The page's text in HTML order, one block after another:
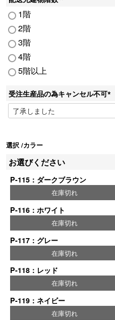
1階
2階
3階
4階
5階以上
受注生産品の為キャンセル不可
(
必
選択 カラー
お選びください
P-115：ダークブラウン
在庫切れ
P-116：ホワイト
在庫切れ
P-117：グレー
在庫切れ
P-118：レッド
在庫切れ
P-119：ネイビー
在庫切れ